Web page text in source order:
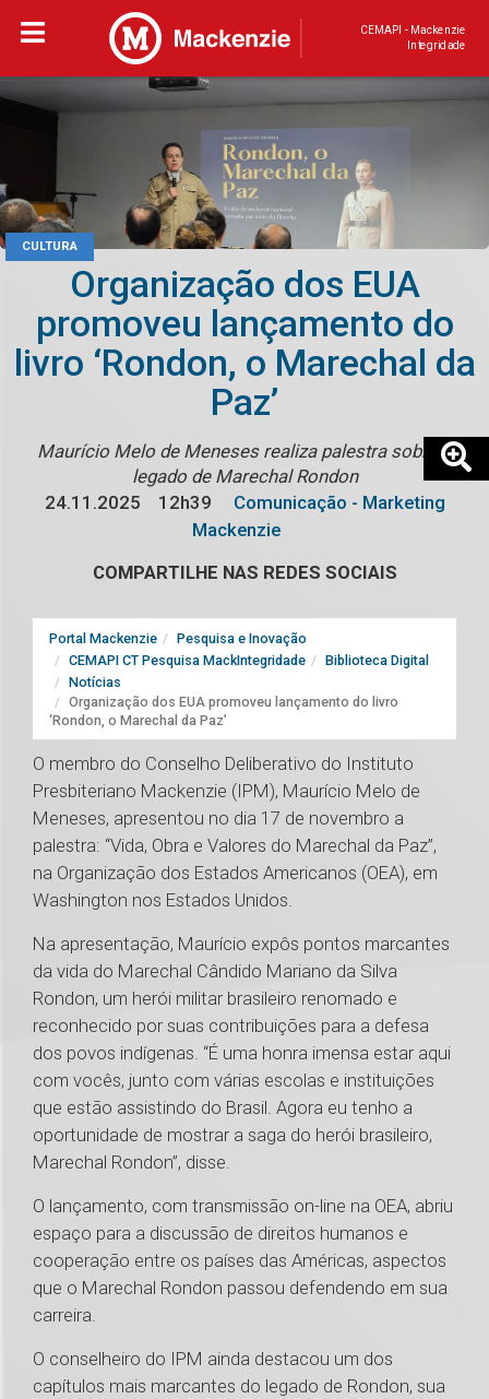
CEMAPI - Mackenzie
Integridade
CULTURA
Organização dos EUA
promoveu lançamento do
livro ‘Rondon, o Marechal da
Paz’
Maurício Melo de Meneses realiza palestra sobre o
legado de Marechal Rondon
24.11.2025
12h39
Comunicação - Marketing
Mackenzie
COMPARTILHE NAS REDES SOCIAIS
Portal Mackenzie
Pesquisa e Inovação
CEMAPI CT Pesquisa MackIntegridade
Biblioteca Digital
Notícias
Organização dos EUA promoveu lançamento do livro
‘Rondon, o Marechal da Paz’
O membro do Conselho Deliberativo do Instituto
Presbiteriano Mackenzie (IPM), Maurício Melo de
Meneses, apresentou no dia 17 de novembro a
palestra: “Vida, Obra e Valores do Marechal da Paz”,
na Organização dos Estados Americanos (OEA), em
Washington nos Estados Unidos.
Na apresentação, Maurício expôs pontos marcantes
da vida do Marechal Cândido Mariano da Silva
Rondon, um herói militar brasileiro renomado e
reconhecido por suas contribuições para a defesa
dos povos indígenas. “É uma honra imensa estar aqui
com vocês, junto com várias escolas e instituições
que estão assistindo do Brasil. Agora eu tenho a
oportunidade de mostrar a saga do herói brasileiro,
Marechal Rondon”, disse.
O lançamento, com transmissão on-line na OEA, abriu
espaço para a discussão de direitos humanos e
cooperação entre os países das Américas, aspectos
que o Marechal Rondon passou defendendo em sua
carreira.
O conselheiro do IPM ainda destacou um dos
capítulos mais marcantes do legado de Rondon, sua